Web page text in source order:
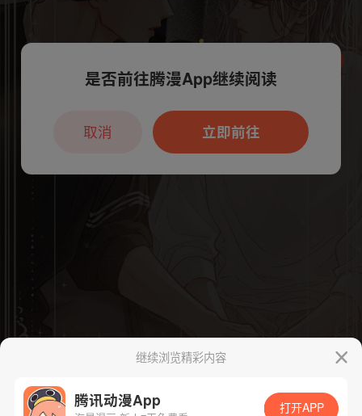
继续浏览精彩内容
腾讯动漫App 打开APP
本章节仅支持App阅读，可打开App新用
户7天免费看
是否前往腾漫App继续阅读
立即前往
取消